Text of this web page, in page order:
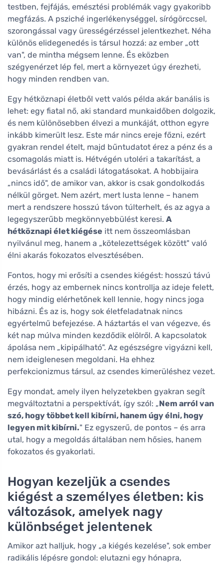
testben, fejfájás, emésztési problémák vagy gyakoribb
megfázás. A psziché ingerlékenységgel, sírógörccsel,
szorongással vagy ürességérzéssel jelentkezhet. Néha
különös elidegenedés is társul hozzá: az ember „ott
van", de mintha mégsem lenne. És eközben
szégyenérzet lép fel, mert a környezet úgy érezheti,
hogy minden rendben van.
Egy hétköznapi életből vett valós példa akár banális is
lehet: egy fiatal nő, aki standard munkaidőben dolgozik,
és nem különösebben élvezi a munkáját, otthon egyre
inkább kimerült lesz. Este már nincs ereje főzni, ezért
gyakran rendel ételt, majd bűntudatot érez a pénz és a
csomagolás miatt is. Hétvégén utoléri a takarítást, a
bevásárlást és a családi látogatásokat. A hobbijaira
„nincs idő", de amikor van, akkor is csak gondolkodás
nélkül görget. Nem azért, mert lusta lenne – hanem
mert a rendszere hosszú távon túlterhelt, és az agya a
legegyszerűbb megkönnyebbülést keresi. A
hétköznapi élet kiégése itt nem összeomlásban
nyilvánul meg, hanem a „kötelezettségek között" való
élni akarás fokozatos elvesztésében.
Fontos, hogy mi erősíti a csendes kiégést: hosszú távú
érzés, hogy az embernek nincs kontrollja az ideje felett,
hogy mindig elérhetőnek kell lennie, hogy nincs joga
hibázni. És az is, hogy sok életfeladatnak nincs
egyértelmű befejezése. A háztartás el van végezve, és
két nap múlva minden kezdődik elölről. A kapcsolatok
ápolása nem „kipipálható". Az egészségre vigyázni kell,
nem ideiglenesen megoldani. Ha ehhez
perfekcionizmus társul, az csendes kimerüléshez vezet.
Egy mondat, amely ilyen helyzetekben gyakran segít
megváltoztatni a perspektívát, így szól: „Nem arról van
szó, hogy többet kell kibírni, hanem úgy élni, hogy
legyen mit kibírni." Ez egyszerű, de pontos – és arra
utal, hogy a megoldás általában nem hősies, hanem
fokozatos és gyakorlati.
Hogyan kezeljük a csendes
kiégést a személyes életben: kis
változások, amelyek nagy
különbséget jelentenek
Amikor azt halljuk, hogy „a kiégés kezelése", sok ember
radikális lépésre gondol: elutazni egy hónapra,